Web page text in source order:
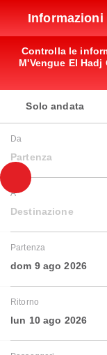
Controlla le
M'Vengue El
Solo andata
Da
Partenza
A
Destinazione
Partenza
dom 9 ago 2026
Ritorno
lun 10 ago 2026